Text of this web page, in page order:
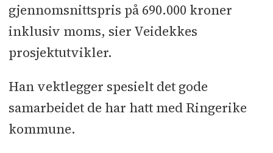
gjennomsnittspris på 690.000 kroner
inklusiv moms, sier Veidekkes
prosjektutvikler.
Han vektlegger spesielt det gode
samarbeidet de har hatt med Ringerike
kommune.